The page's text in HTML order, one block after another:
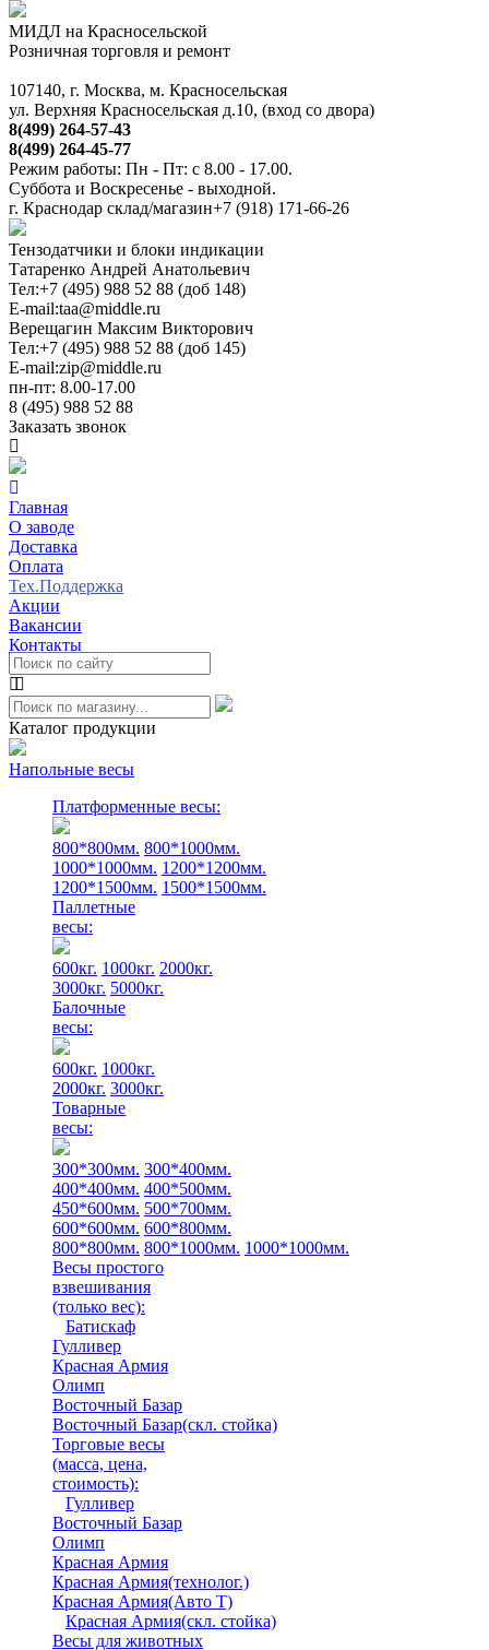
МИДЛ на Красносельской
Розничная торговля и ремонт
107140, г. Москва, м. Красносельская
ул. Верхняя Красносельская д.10, (вход со двора)
8(499) 264-57-43
8(499) 264-45-77
Режим работы: Пн - Пт: с 8.00 - 17.00.
Суббота и Воскресенье - выходной.
г. Краснодар склад/магазин+7 (918) 171-66-26
Тензодатчики и блоки индикации
Татаренко Андрей Анатольевич
Тел:+7 (495) 988 52 88 (доб 148)
E-mail:taa@middle.ru
Верещагин Максим Викторович
Тел:+7 (495) 988 52 88 (доб 145)
E-mail:zip@middle.ru
пн-пт: 8.00-17.00
8 (495) 988 52 88
Заказать звонок
Главная
О заводе
Доставка
Оплата
Тех.Поддержка
Акции
Вакансии
Контакты
Каталог продукции
Напольные весы
Платформенные весы:
800*800мм. 800*1000мм.
1000*1000мм. 1200*1200мм.
1200*1500мм. 1500*1500мм.
Паллетные
весы:
600кг. 1000кг. 2000кг.
3000кг. 5000кг.
Балочные
весы:
600кг. 1000кг.
2000кг. 3000кг.
Товарные
весы:
300*300мм. 300*400мм.
400*400мм. 400*500мм.
450*600мм. 500*700мм.
600*600мм. 600*800мм.
800*800мм. 800*1000мм. 1000*1000мм.
Весы простого
взвешивания
(только вес):
Батискаф
Гулливер
Красная Армия
Олимп
Восточный Базар
Восточный Базар(скл. стойка)
Торговые весы
(масса, цена,
стоимость):
Гулливер
Восточный Базар
Олимп
Красная Армия
Красная Армия(технолог.)
Красная Армия(Авто Т)
Красная Армия(скл. стойка)
Весы для животных